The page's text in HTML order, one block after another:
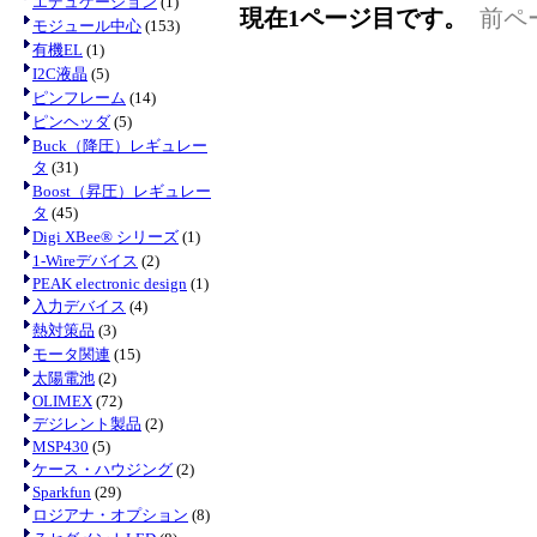
モジュール中心 (153)
有機EL (1)
I2C液晶 (5)
ピンフレーム (14)
ピンヘッダ (5)
Buck（降圧）レギュレー
タ (31)
Boost（昇圧）レギュレー
タ (45)
Digi XBee® シリーズ (1)
1-Wireデバイス (2)
PEAK electronic design (1)
入力デバイス (4)
熱対策品 (3)
モータ関連 (15)
太陽電池 (2)
OLIMEX (72)
デジレント製品 (2)
MSP430 (5)
ケース・ハウジング (2)
Sparkfun (29)
ロジアナ・オプション (8)
現在1ページ目です。 前ペ